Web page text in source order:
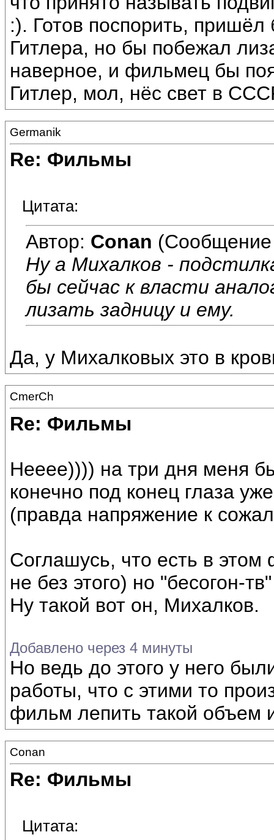
:). Готов поспорить, пришёл
Гитлера, но бы побежал
наверное, и фильмец бы
Гитлер, мол, нёс свет в
Germanik
Re: Фильмы
Цитата:
Автор: Conan
Ну а Михалков -
бы сейчас к власти
лизать задницу и ему.
Да, у Михалковых это в
CmerCh
Re: Фильмы
Нееее)))) на три дня меня
конечно под конец глаза
(правда напряжение к
Соглашусь, что есть в
не без этого) но "бесогон-
Ну такой вот он, Михалков.
Добавлено через 4 минуты
Но ведь до этого у него
работы, что с этими то
фильм лепить такой объем
Conan
Re: Фильмы
Цитата: